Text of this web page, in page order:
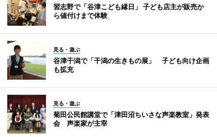
習志野で「谷津こども縁日」 子ども店主が販売か
ら値付けまで体験
見る・遊ぶ
谷津干潟で「干潟の生きもの展」 子ども向け企画
も拡充
見る・遊ぶ
菊田公民館講堂で「津田沼ちいさな声楽教室」発表
会 声楽家が主宰